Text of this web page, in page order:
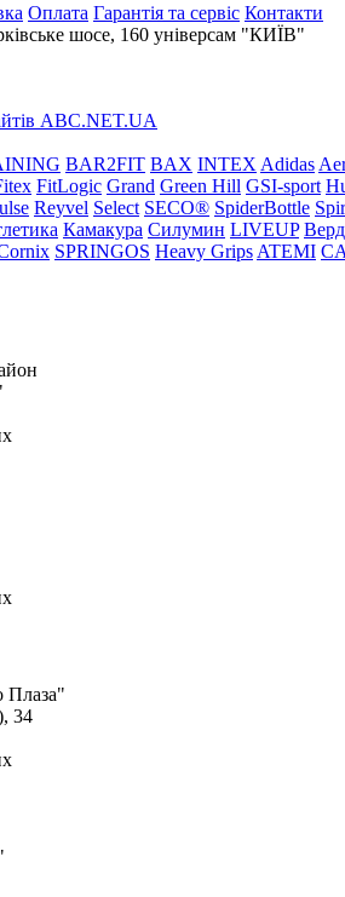
Оплата Гарантія та сервіс Контакти
шосе, 160 універсам "КИЇВ"
ABC.NET.UA
BAR2FIT BAX INTEX Adidas
FitLogic Grand Green Hill GSI-sport
Reyvel Select SECO® SpiderBottle
Камакура Силумин LIVEUP
SPRINGOS Heavy Grips ATEMI
Плаза"
34